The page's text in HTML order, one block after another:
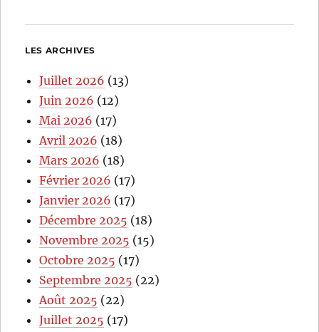
LES ARCHIVES
Juillet 2026 (13)
Juin 2026 (12)
Mai 2026 (17)
Avril 2026 (18)
Mars 2026 (18)
Février 2026 (17)
Janvier 2026 (17)
Décembre 2025 (18)
Novembre 2025 (15)
Octobre 2025 (17)
Septembre 2025 (22)
Août 2025 (22)
Juillet 2025 (17)